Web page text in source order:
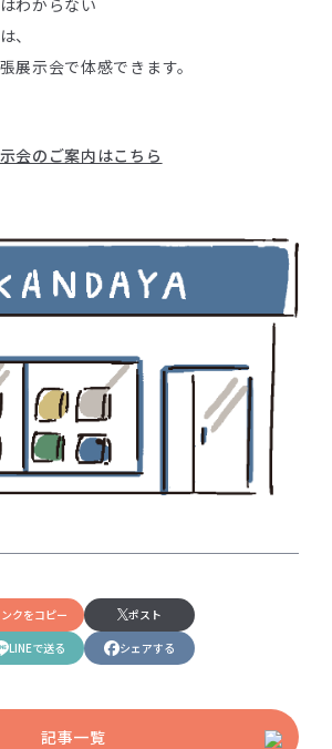
、
展示会で体感できます。
会のご案内はこちら
ンクをコピー
ポスト
LINEで送る
シェアする
記事一覧